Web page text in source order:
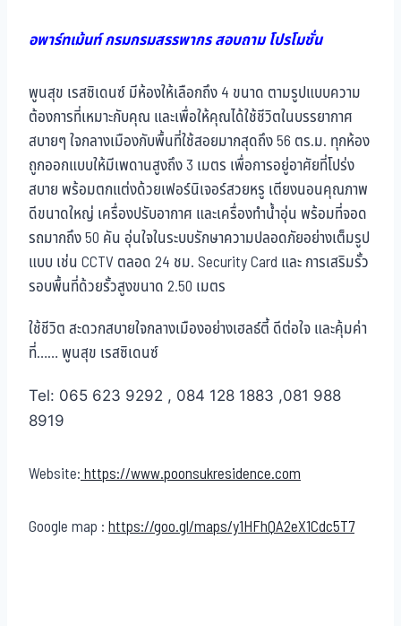
อพาร์ทเม้นท์ กรมกรมสรรพากร สอบถาม โปรโมชั่น
พูนสุข เรสซิเดนซ์ มีห้องให้เลือกถึง 4 ขนาด ตามรูปแบบความ
ต้องการที่เหมาะกับคุณ และเพื่อให้คุณได้ใช้ชีวิตในบรรยากาศ
สบายๆ ใจกลางเมืองกับพื้นที่ใช้สอยมากสุดถึง 56 ตร.ม. ทุกห้อง
ถูกออกแบบให้มีเพดานสูงถึง 3 เมตร เพื่อการอยู่อาศัยที่โปร่ง
สบาย พร้อมตกแต่งด้วยเฟอร์นิเจอร์สวยหรู เตียงนอนคุณภาพ
ดีขนาดใหญ่ เครื่องปรับอากาศ และเครื่องทำน้ำอุ่น พร้อมที่จอด
รถมากถึง 50 คัน อุ่นใจในระบบรักษาความปลอดภัยอย่างเต็มรูป
แบบ เช่น CCTV ตลอด 24 ชม. Security Card และ การเสริมรั้ว
รอบพื้นที่ด้วยรั้วสูงขนาด 2.50 เมตร
ใช้ชีวิต สะดวกสบายใจกลางเมืองอย่างเฮลธ์ตี้ ดีต่อใจ และคุ้มค่า
ที่…… พูนสุข เรสซิเดนซ์
Tel: 065 623 9292 , 084 128 1883 ,081 988
8919
Website:https://www.poonsukresidence.com
Google map :https://goo.gl/maps/y1HFhQA2eX1Cdc5T7